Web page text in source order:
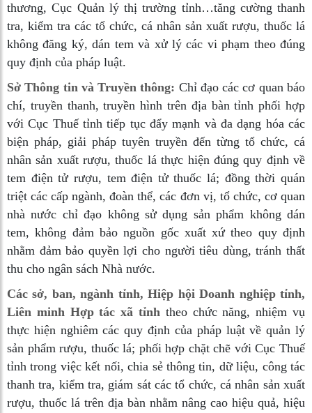
thương, Cục Quản lý thị trường tỉnh…tăng cường thanh
tra, kiểm tra các tổ chức, cá nhân sản xuất rượu, thuốc lá
không đăng ký, dán tem và xử lý các vi phạm theo đúng
quy định của pháp luật.
Sở Thông tin và Truyền thông: Chỉ đạo các cơ quan báo
chí, truyền thanh, truyền hình trên địa bàn tỉnh phối hợp
với Cục Thuế tỉnh tiếp tục đẩy mạnh và đa dạng hóa các
biện pháp, giải pháp tuyên truyền đến từng tổ chức, cá
nhân sản xuất rượu, thuốc lá thực hiện đúng quy định về
tem điện tử rượu, tem điện tử thuốc lá; đồng thời quán
triệt các cấp ngành, đoàn thể, các đơn vị, tổ chức, cơ quan
nhà nước chỉ đạo không sử dụng sản phẩm không dán
tem, không đảm bảo nguồn gốc xuất xứ theo quy định
nhằm đảm bảo quyền lợi cho người tiêu dùng, tránh thất
thu cho ngân sách Nhà nước.
Các sở, ban, ngành tỉnh, Hiệp hội Doanh nghiệp tỉnh,
Liên minh Hợp tác xã tỉnh theo chức năng, nhiệm vụ
thực hiện nghiêm các quy định của pháp luật về quản lý
sản phẩm rượu, thuốc lá; phối hợp chặt chẽ với Cục Thuế
tỉnh trong việc kết nối, chia sẻ thông tin, dữ liệu, công tác
thanh tra, kiểm tra, giám sát các tổ chức, cá nhân sản xuất
rượu, thuốc lá trên địa bàn nhằm nâng cao hiệu quả, hiệu